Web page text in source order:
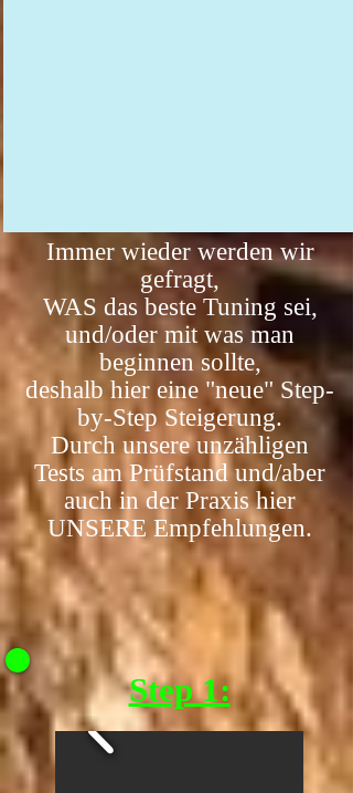
Immer wieder werden wir
gefragt,
WAS das beste Tuning sei,
und/oder mit was man
beginnen sollte,
deshalb hier eine "neue" Step-
by-Step Steigerung.
Durch unsere unzähligen
Tests am Prüfstand und/aber
auch in der Praxis hier
UNSERE Empfehlungen.
Step 1: